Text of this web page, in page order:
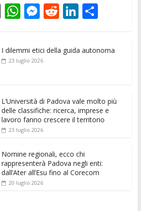
E
ai
l
W
s
p
M
ss
e
er
R
di
Li
e
C
di
I dilemmi etici della guida autonoma
23 luglio 2026
L’Università di Padova vale molto più
delle classifiche: ricerca, imprese e
lavoro fanno crescere il territorio
23 luglio 2026
Nomine regionali, ecco chi
rappresenterà Padova negli enti:
dall’Ater all’Esu fino al Corecom
20 luglio 2026